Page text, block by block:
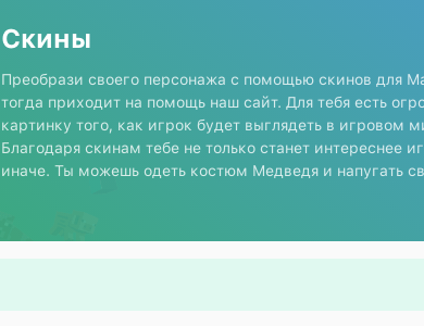
Скины
Преобрази своего персонажа с помощью скинов для
тогда приходит на помощь наш сайт. Для тебя есть
картинку того, как игрок будет выглядеть в
Благодаря скинам тебе не только станет интереснее
иначе. Ты можешь одеть костюм Медведя и напугать